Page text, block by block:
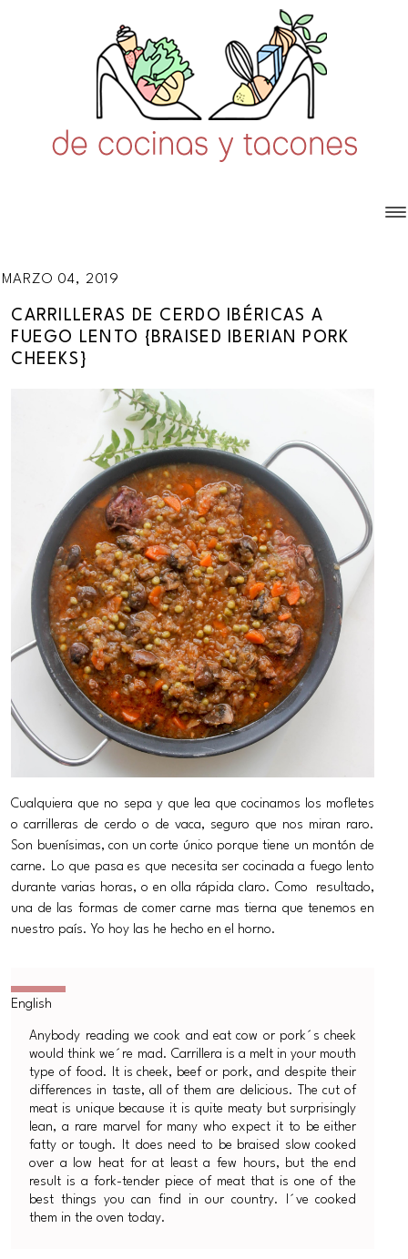
MARZO 04, 2019
CARRILLERAS DE CERDO IBÉRICAS A
FUEGO LENTO {BRAISED IBERIAN PORK
CHEEKS}
Cualquiera que no sepa y que lea que cocinamos los mofletes
o carrilleras de cerdo o de vaca, seguro que nos miran raro.
Son buenísimas, con un corte único porque tiene un montón de
carne. Lo que pasa es que necesita ser cocinada a fuego lento
durante varias horas, o en olla rápida claro. Como resultado,
una de las formas de comer carne mas tierna que tenemos en
nuestro país. Yo hoy las he hecho en el horno.
Anybody reading we cook and eat cow or pork´s cheek
would think we´re mad. Carrillera is a melt in your mouth
type of food. It is cheek, beef or pork, and despite their
differences in taste, all of them are delicious. The cut of
meat is unique because it is quite meaty but surprisingly
lean, a rare marvel for many who expect it to be either
fatty or tough. It does need to be braised slow cooked
over a low heat for at least a few hours, but the end
result is a fork-tender piece of meat that is one of the
best things you can find in our country. I´ve cooked
them in the oven today.